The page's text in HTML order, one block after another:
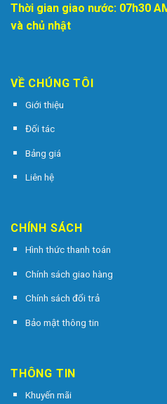
Thời gian giao nước: 07h30
và chủ nhật
VỀ CHÚNG TÔI
Giới thiệu
Đối tác
Bảng giá
Liên hệ
CHÍNH SÁCH
Hình thức thanh toán
Chính sách giao hàng
Chính sách đổi trả
Bảo mật thông tin
THÔNG TIN
Khuyến mãi